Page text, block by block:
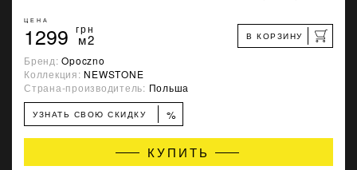
ЦЕНА
1299 грн
м2 В КОРЗИНУ
Бренд:Opoczno
Коллекция: NEWSTONE
Страна-производитель: Польша
УЗНАТЬ СВОЮ СКИДКУ %
КУПИТЬ